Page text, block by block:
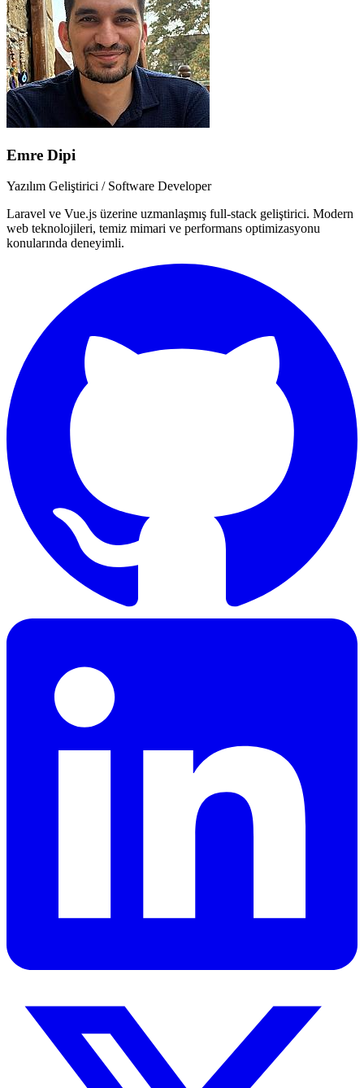
Emre Dipi
Yazılım Geliştirici / Software Developer
Laravel ve Vue.js üzerine uzmanlaşmış full-stack geliştirici. Modern
web teknolojileri, temiz mimari ve performans optimizasyonu
konularında deneyimli.